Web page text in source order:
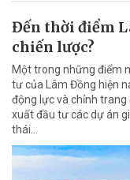
Đến thời điểm
chiến lược?
Một trong những điểm
tư của Lâm Đồng hiện
động lực và chỉnh trang
xuất đầu tư các dự án
thái…